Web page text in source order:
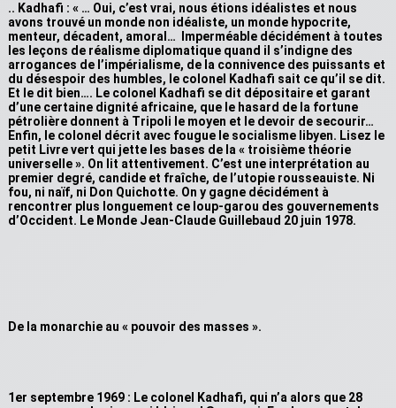
.. Kadhafi : « … Oui, c’est vrai, nous étions idéalistes et nous
avons trouvé un monde non idéaliste, un monde hypocrite,
menteur, décadent, amoral… Imperméable décidément à toutes
les leçons de réalisme diplomatique quand il s’indigne des
arrogances de l’impérialisme, de la connivence des puissants et
du désespoir des humbles, le colonel Kadhafi sait ce qu’il se dit.
Et le dit bien…. Le colonel Kadhafi se dit dépositaire et garant
d’une certaine dignité africaine, que le hasard de la fortune
pétrolière donnent à Tripoli le moyen et le devoir de secourir…
Enfin, le colonel décrit avec fougue le socialisme libyen. Lisez le
petit Livre vert qui jette les bases de la « troisième théorie
universelle ». On lit attentivement. C’est une interprétation au
premier degré, candide et fraîche, de l’utopie rousseauiste. Ni
fou, ni naïf, ni Don Quichotte. On y gagne décidément à
rencontrer plus longuement ce loup-garou des gouvernements
d’Occident. Le Monde Jean-Claude Guillebaud 20 juin 1978.
De la monarchie au « pouvoir des masses ».
1er septembre 1969 : Le colonel Kadhafi, qui n’a alors que 28